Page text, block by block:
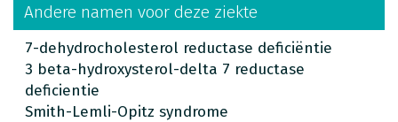
Andere namen voor deze ziekte
7-dehydrocholesterol reductase deficiëntie
3 beta-hydroxysterol-delta 7 reductase
deficientie
Smith-Lemli-Opitz syndrome